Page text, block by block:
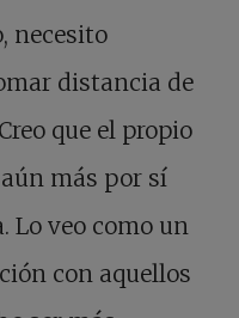
necesito
distancia de
que el propio
más por sí
Lo veo como un
con aquellos